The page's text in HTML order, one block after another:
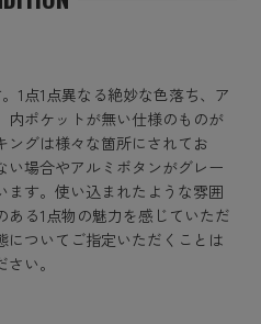
1点1点異なる絶妙な色落ち、ア
内ポケットが無い仕様のものが
ングは様々な箇所にされてお
い場合やアルミボタンがグレー
ます。使い込まれたような雰囲
る1点物の魅力を感じていただ
についてご指定いただくことは
い。